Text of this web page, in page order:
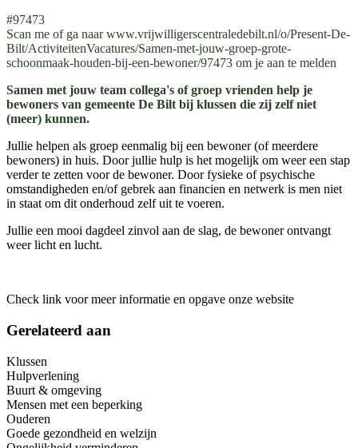
#97473
Scan me of ga naar www.vrijwilligerscentraledebilt.nl/o/Present-De-
Bilt/ActiviteitenVacatures/Samen-met-jouw-groep-grote-
schoonmaak-houden-bij-een-bewoner/97473 om je aan te melden
Samen met jouw team collega's of groep vrienden help je
bewoners van gemeente De Bilt bij klussen die zij zelf niet
(meer) kunnen.
Jullie helpen als groep eenmalig bij een bewoner (of meerdere
bewoners) in huis. Door jullie hulp is het mogelijk om weer een stap
verder te zetten voor de bewoner. Door fysieke of psychische
omstandigheden en/of gebrek aan financien en netwerk is men niet
in staat om dit onderhoud zelf uit te voeren.
Jullie een mooi dagdeel zinvol aan de slag, de bewoner ontvangt
weer licht en lucht.
Check link voor meer informatie en opgave onze website
Gerelateerd aan
Klussen
Hulpverlening
Buurt & omgeving
Mensen met een beperking
Ouderen
Goede gezondheid en welzijn